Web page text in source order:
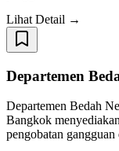
Lihat Detail →
Departemen
Departemen Bedah
Bangkok
pengobatan